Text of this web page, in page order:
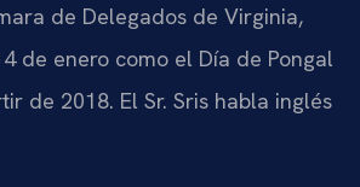
de Delegados de Virginia,
de enero como el Día de Pongal
de 2018. El Sr. Sris habla inglés